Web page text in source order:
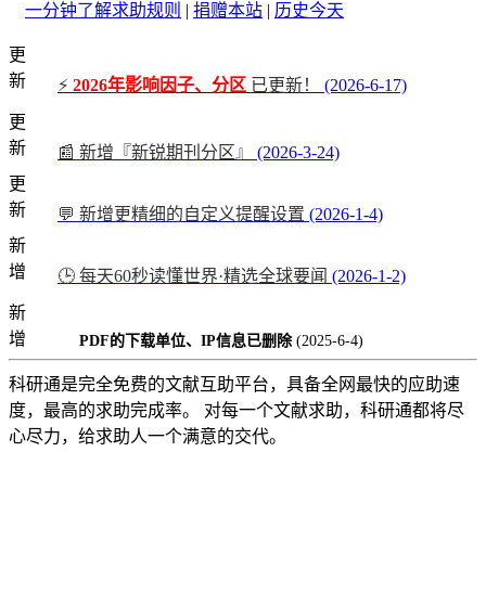
一分钟了解求助规则 | 捐赠本站 | 历史今天
更
新
⚡ 2026年影响因子、分区 已更新！
(2026-6-17)
更
新
📰 新增『新锐期刊分区』
(2026-3-24)
更
新
💬 新增更精细的自定义提醒设置 (2026-1-4)
新
增
🕒 每天60秒读懂世界·精选全球要闻 (2026-1-2)
新
增
PDF的下载单位、IP信息已删除 (2025-6-4)
科研通是完全免费的文献互助平台，具备全网最快的应助速
度，最高的求助完成率。 对每一个文献求助，科研通都将尽
心尽力，给求助人一个满意的交代。